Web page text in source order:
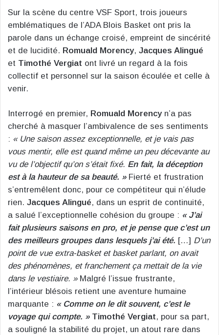
Sur la scène du centre VSF Sport, trois joueurs
emblématiques de l’ADA Blois Basket ont pris la
parole dans un échange croisé, empreint de sincérité
et de lucidité. Romuald Morency, Jacques Alingué
et Timothé Vergiat ont livré un regard à la fois
collectif et personnel sur la saison écoulée et celle à
venir.
Interrogé en premier, Romuald Morencyn’a pas
cherché à masquer l’ambivalence de ses sentiments
: « Une saison assez exceptionnelle, et je vais pas
vous mentir, elle est quand même un peu décevante au
vu de l’objectif qu’on s’était fixé. En fait, la déception
est à la hauteur de sa beauté. »Fierté et frustration
s’entremêlent donc, pour ce compétiteur qui n’élude
rien. Jacques Alingué, dans un esprit de continuité,
a salué l’exceptionnelle cohésion du groupe : « J’ai
fait plusieurs saisons en pro, et je pense que c’est un
des meilleurs groupes dans lesquels j’ai été. […] D’un
point de vue extra-basket et basket parlant, on avait
des phénomènes, et franchement ça mettait de la vie
dans le vestiaire. »Malgré l’issue frustrante,
l’intérieur blésois retient une aventure humaine
marquante : « Comme on le dit souvent, c’est le
voyage qui compte. » Timothé Vergiat, pour sa part,
a souligné la stabilité du projet, un atout rare dans